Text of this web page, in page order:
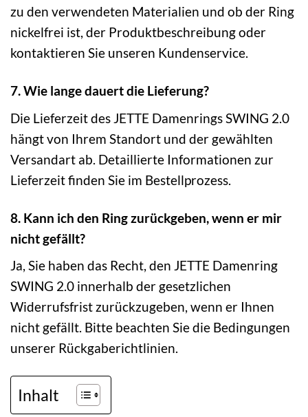
zu den verwendeten Materialien und ob der Ring
nickelfrei ist, der Produktbeschreibung oder
kontaktieren Sie unseren Kundenservice.
7. Wie lange dauert die Lieferung?
Die Lieferzeit des JETTE Damenrings SWING 2.0
hängt von Ihrem Standort und der gewählten
Versandart ab. Detaillierte Informationen zur
Lieferzeit finden Sie im Bestellprozess.
8. Kann ich den Ring zurückgeben, wenn er mir
nicht gefällt?
Ja, Sie haben das Recht, den JETTE Damenring
SWING 2.0 innerhalb der gesetzlichen
Widerrufsfrist zurückzugeben, wenn er Ihnen
nicht gefällt. Bitte beachten Sie die Bedingungen
unserer Rückgaberichtlinien.
Inhalt